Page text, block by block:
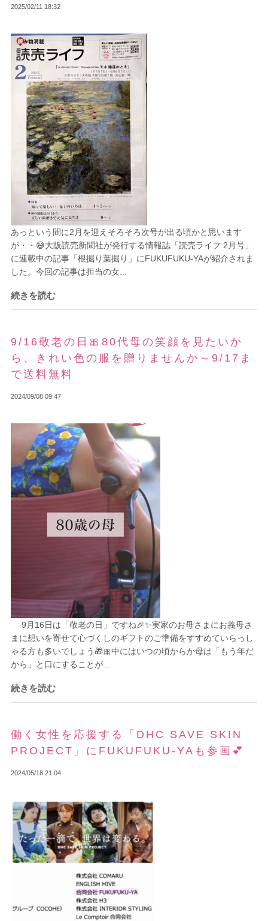
2025/02/11 18:32
あっという間に2月を迎えそろそろ次号が出る頃かと思います
が・・😅大阪読売新聞社が発行する情報誌「読売ライフ 2月号」
に連載中の記事「根掘り葉掘り」にFUKUFUKU-YAが紹介されま
した。今回の記事は担当の女...
続きを読む
9/16敬老の日🎀80代母の笑顔を見たいか
ら、きれい色の服を贈りませんか～9/17ま
で送料無料
2024/09/08 09:47
9月16日は「敬老の日」ですね🎉✨実家のお母さまにお義母さ
まに想いを寄せて心づくしのギフトのご準備をすすめていらっし
ゃる方も多いでしょう🎁🎀中にはいつの頃からか母は「もう年だ
から」と口にすることが...
続きを読む
働く女性を応援する「DHC SAVE SKIN
PROJECT」にFUKUFUKU-YAも参画💕
2024/05/18 21:04